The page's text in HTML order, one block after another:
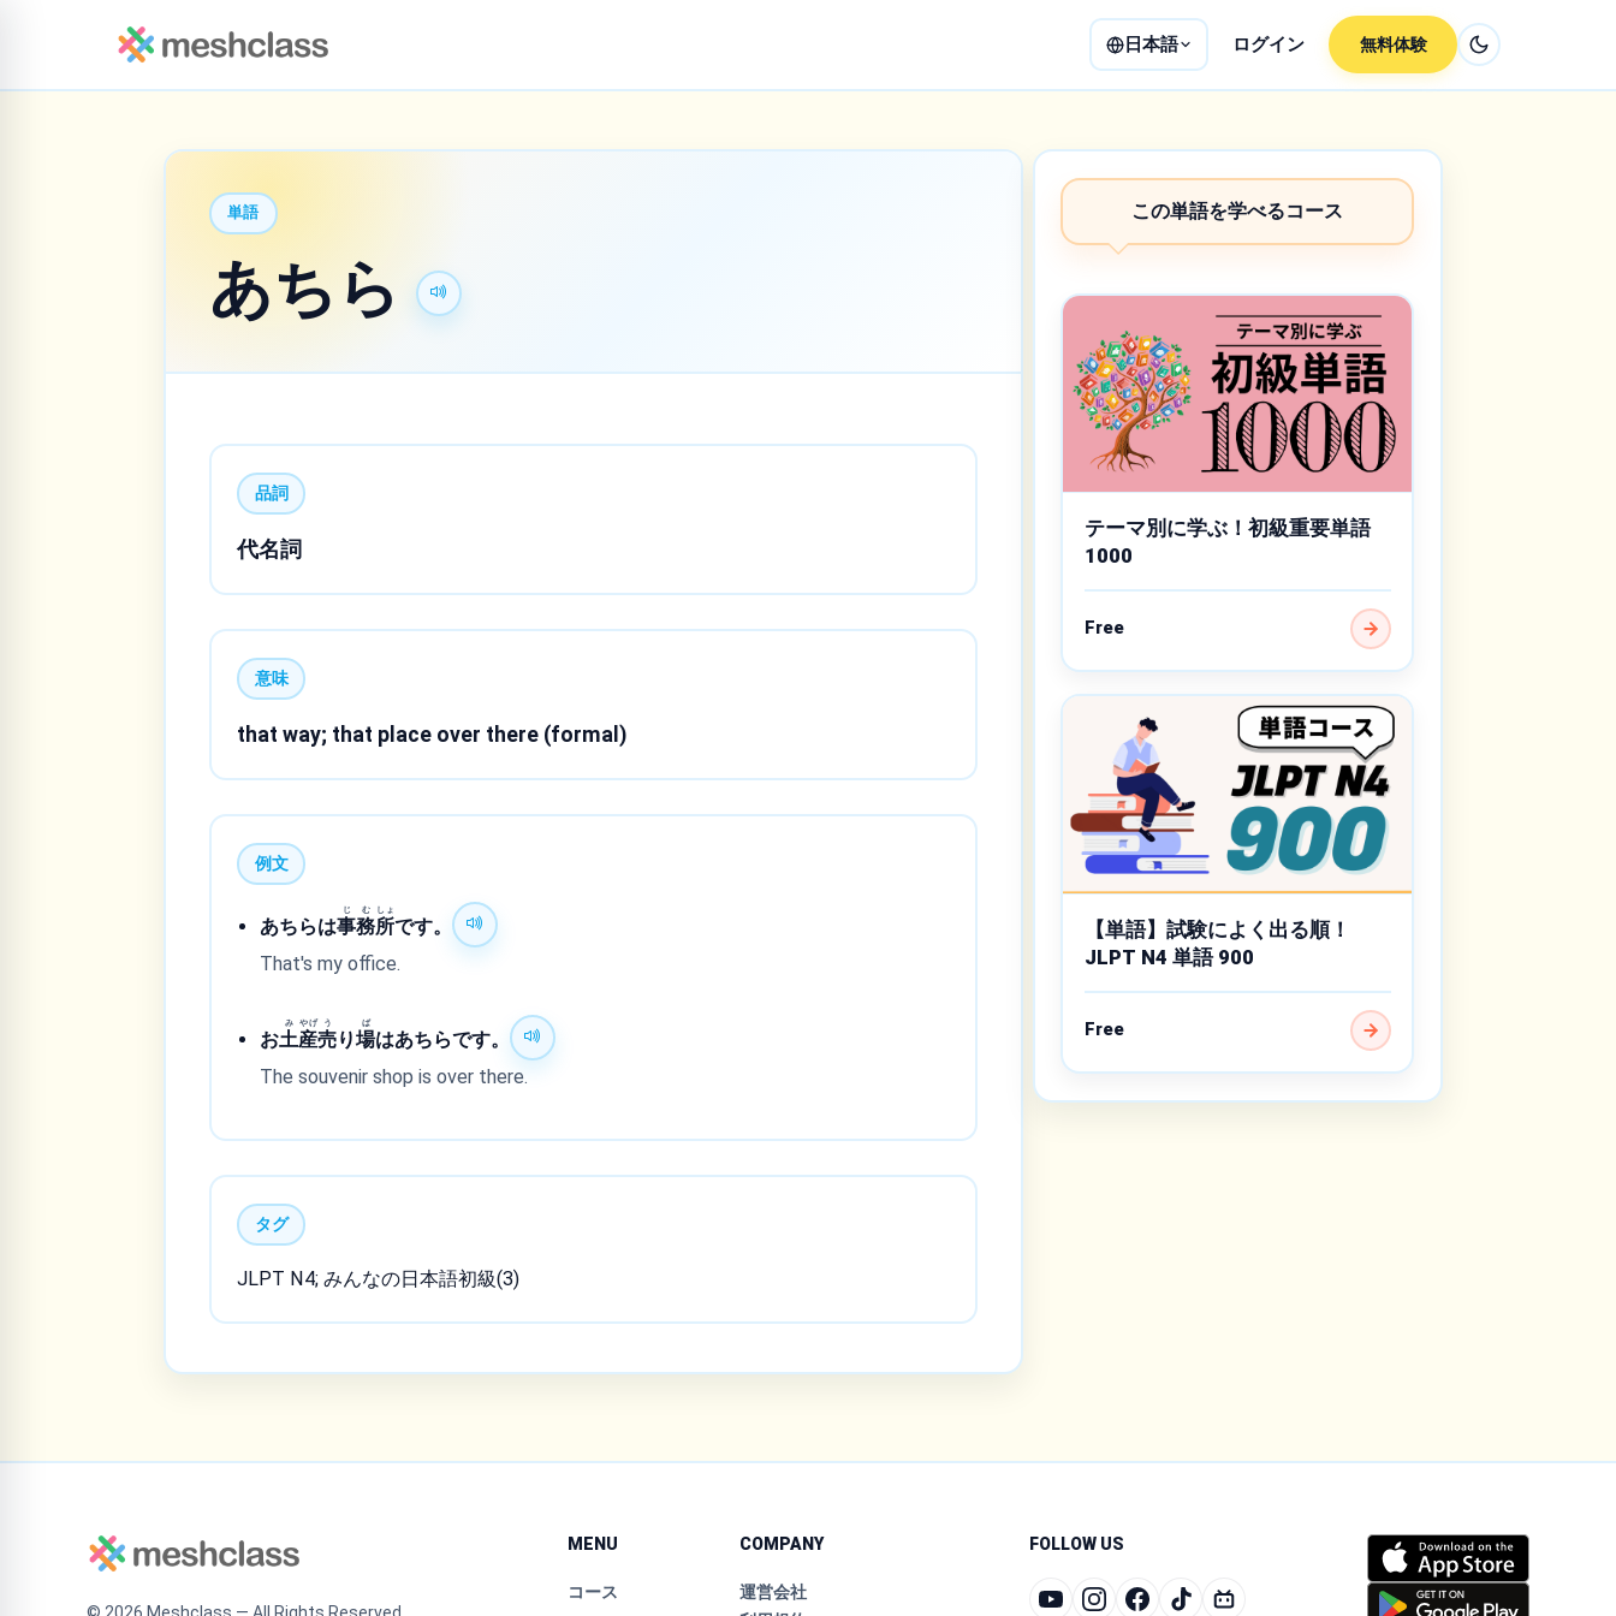
日本語 ログイン 無料体験
単語
あちら
品詞
代名詞
意味
that way; that place over there (formal)
例文
あちらは事
じ
務
む
所
しょ
です。
That's my office.
お土
み
産
やげ
売
う
り場
ば
はあちらです。
The souvenir shop is over there.
タグ
JLPT N4; みんなの日本語初級(3)
この単語を学べるコース
テーマ別に学ぶ！初級重要単語
1000
Free
【単語】試験によく出る順！
JLPT N4 単語 900
Free
MENU
コース
COMPANY
運営会社
FOLLOW US